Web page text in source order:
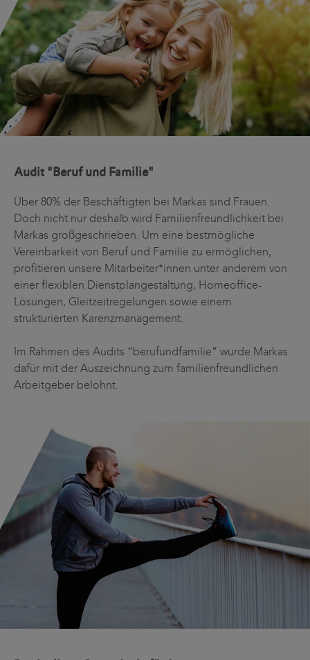
Audit "Beruf und Familie"
Über 80% der Beschäftigten bei Markas sind Frauen.
Doch nicht nur deshalb wird Familienfreundlichkeit bei
Markas großgeschrieben. Um eine bestmögliche
Vereinbarkeit von Beruf und Familie zu ermöglichen,
profitieren unsere Mitarbeiter*innen unter anderem von
einer flexiblen Dienstplangestaltung, Homeoffice-
Lösungen, Gleitzeitregelungen sowie einem
strukturierten Karenzmanagement.
Im Rahmen des Audits “berufundfamilie” wurde Markas
dafür mit der Auszeichnung zum familienfreundlichen
Arbeitgeber belohnt.